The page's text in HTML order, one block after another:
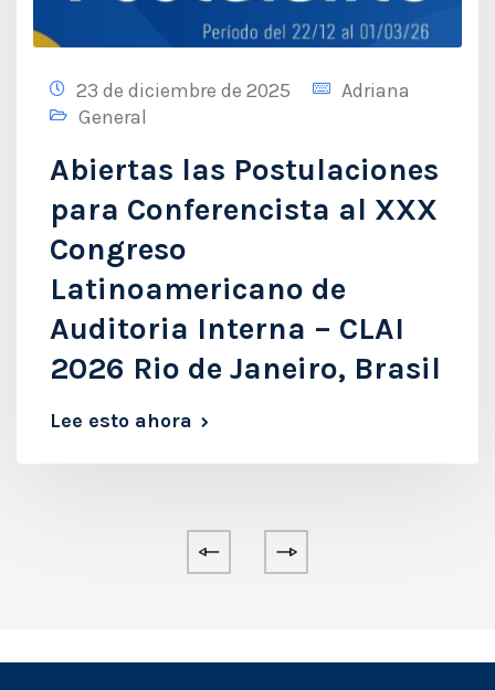
23 de diciembre de 2025
Adriana
General
Abiertas las Postulaciones
para Conferencista al XXX
Congreso
Latinoamericano de
Auditoria Interna – CLAI
2026 Rio de Janeiro, Brasil
Lee esto ahora